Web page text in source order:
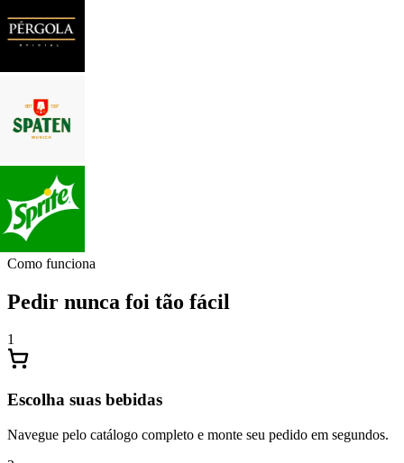
Como funciona
Pedir nunca foi tão fácil
1
Escolha suas bebidas
Navegue pelo catálogo completo e monte seu pedido em segundos.